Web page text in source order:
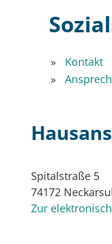
Kontakt
Spitalstraße 5
74172
Zur